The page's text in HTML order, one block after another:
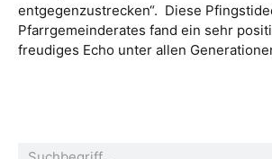
entgegenzustrecken“. Diese
Pfarrgemeinderates fand ein sehr
freudiges Echo unter allen